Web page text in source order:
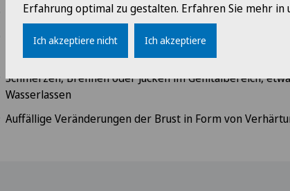
Ausfluss aus der Scheide
Regelbeschwerden, also beispielsweise Schmerzen
Schmerzen, Brennen oder Jucken im Genitalbereich,
Wasserlassen
Auffällige Veränderungen der Brust in Form von
Erfahrung optimal zu gestalten. Erfahren Sie mehr in
Ich akzeptiere nicht Ich akzeptiere